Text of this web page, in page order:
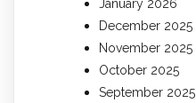
January 2026
December 2025
November 2025
October 2025
September 2025